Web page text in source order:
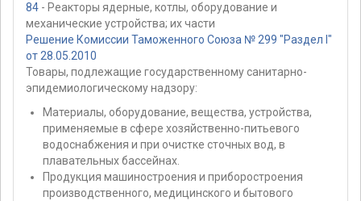
84 - Реакторы ядерные, котлы, оборудование и
механические устройства; их части
Решение Комиссии Таможенного Союза № 299 "Раздел I"
от 28.05.2010
Товары, подлежащие государственному санитарно-
эпидемиологическому надзору:
Материалы, оборудование, вещества, устройства,
применяемые в сфере хозяйственно-питьевого
водоснабжения и при очистке сточных вод, в
плавательных бассейнах.
Продукция машиностроения и приборостроения
производственного, медицинского и бытового